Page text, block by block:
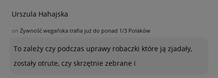
Urszula Hahajska
on Żywność wegańska trafia już do ponad 1/3 Polaków
To zależy czy podczas uprawy robaczki które ją zjadały,
zostały otrute, czy skrzętnie zebrane i